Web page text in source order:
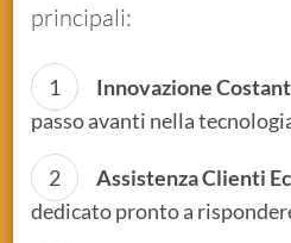
principali:
Innovazione
passo avanti nella
Assistenza Clienti
dedicato pronto a